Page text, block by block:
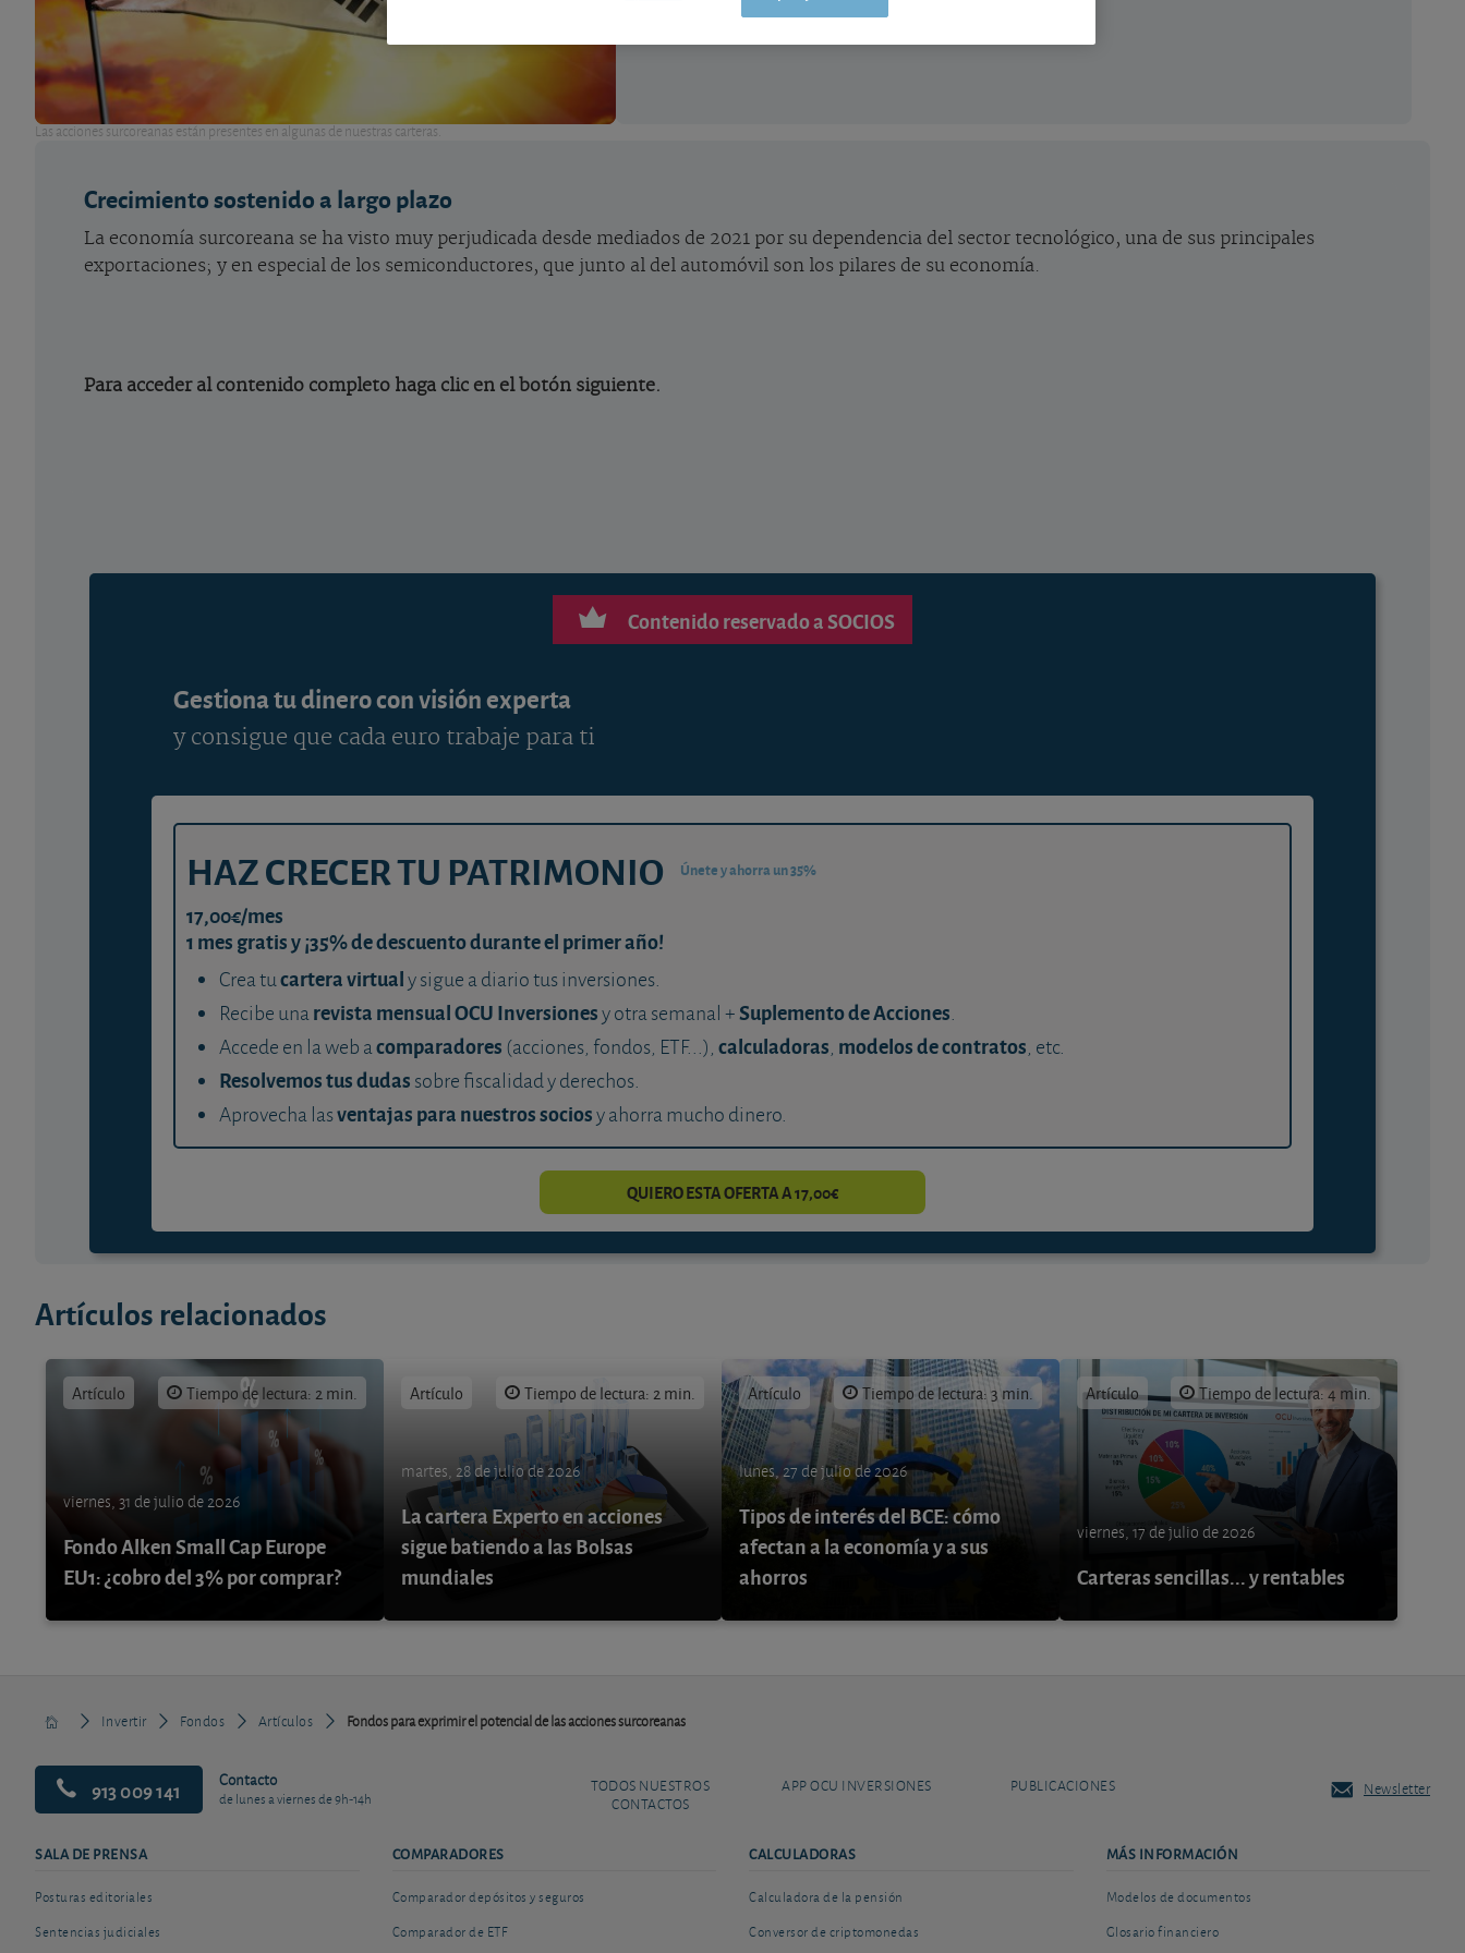
Las acciones surcoreanas están presentes en algunas de nuestras carteras.
Crecimiento sostenido a largo plazo
La economía surcoreana se ha visto muy perjudicada desde mediados de 2021 por su dependencia del sector tecnológico, una de sus principales
exportaciones; y en especial de los semiconductores, que junto al del automóvil son los pilares de su economía.
Para acceder al contenido completo haga clic en el botón siguiente.
Contenido reservado a SOCIOS
Gestiona tu dinero con visión experta
y consigue que cada euro trabaje para ti
HAZ CRECER TU PATRIMONIO Únete y ahorra un 35%
17,00€/mes
1 mes gratis y ¡35% de descuento durante el primer año!
Crea tucartera virtualy sigue a diario tus inversiones.
Recibe unarevista mensual OCU Inversionesy otra semanal +Suplemento de Acciones.
Accede en la web acomparadores (acciones, fondos, ETF...), calculadoras, modelos de contratos, etc.
Resolvemos tus dudas sobre fiscalidad y derechos.
Aprovecha lasventajas para nuestros sociosy ahorra mucho dinero.
QUIERO ESTA OFERTA A 17,00€
Artículos relacionados
Artículo Tiempo de lectura: 2 min.
viernes, 31 de julio de 2026
Fondo Alken Small Cap Europe
EU1: ¿cobro del 3% por comprar?
Artículo Tiempo de lectura: 2 min.
martes, 28 de julio de 2026
La cartera Experto en acciones
sigue batiendo a las Bolsas
mundiales
Artículo Tiempo de lectura: 3 min.
lunes, 27 de julio de 2026
Tipos de interés del BCE: cómo
afectan a la economía y a sus
ahorros
Artículo Tiempo de lectura: 4 min.
viernes, 17 de julio de 2026
Carteras sencillas... y rentables
Invertir Fondos Artículos Fondos para exprimir el potencial de las acciones surcoreanas
913 009 141 Contacto
de lunes a viernes de 9h-14h
TODOS NUESTROS
CONTACTOS
APP OCU INVERSIONES PUBLICACIONES Newsletter
SALA DE PRENSA
Posturas editoriales
Sentencias judiciales
COMPARADORES
Comparador depósitos y seguros
Comparador de ETF
CALCULADORAS
Calculadora de la pensión
Conversor de criptomonedas
MÁS INFORMACIÓN
Modelos de documentos
Glosario financiero